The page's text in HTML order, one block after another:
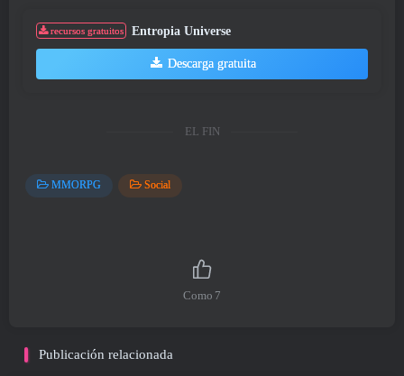
recursos gratuitos Entropia Universe
Descarga gratuita
EL FIN
MMORPG Social
Como 7
Publicación relacionada